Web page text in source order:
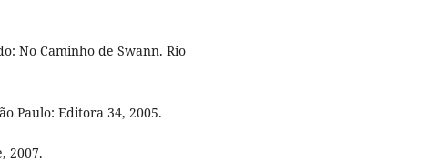
No Caminho de Swann. Rio
Paulo: Editora 34, 2005.
2007.